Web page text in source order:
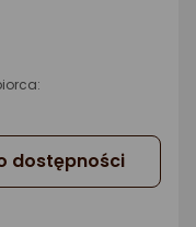
dostępności